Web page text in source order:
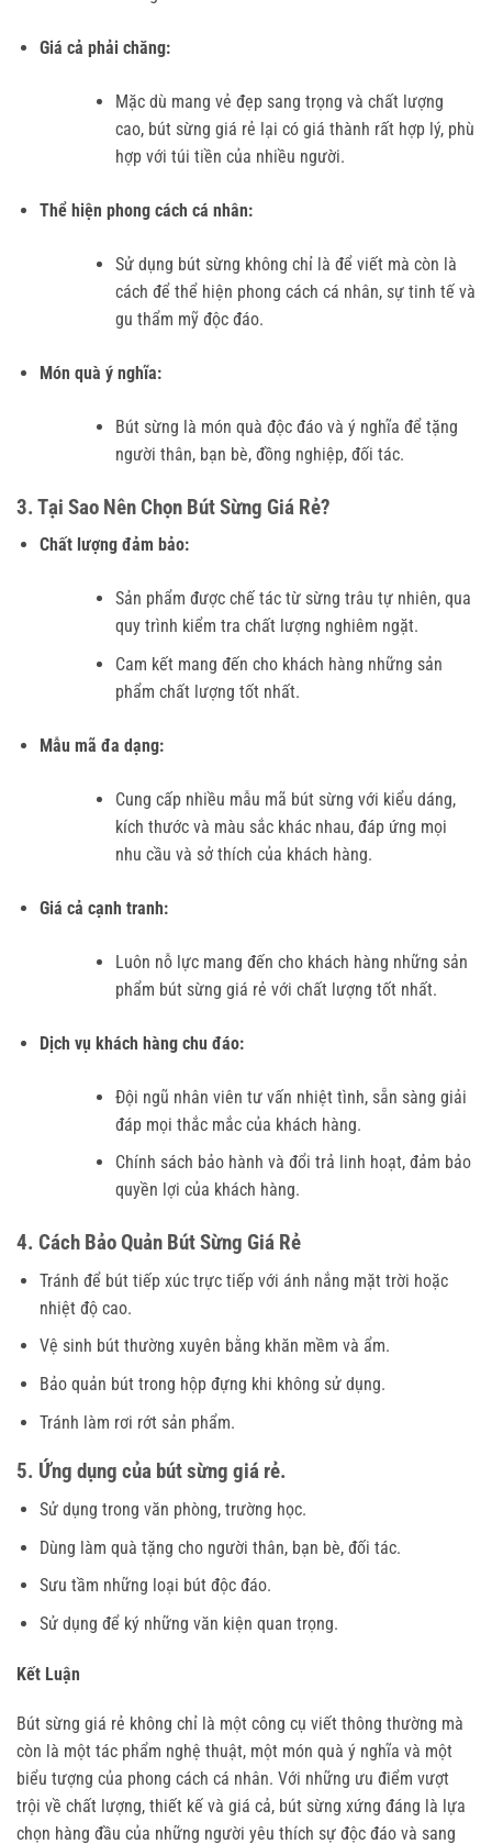
Giá cả phải chăng:
Mặc dù mang vẻ đẹp sang trọng và chất lượng
cao, bút sừng giá rẻ lại có giá thành rất hợp lý, phù
hợp với túi tiền của nhiều người.
Thể hiện phong cách cá nhân:
Sử dụng bút sừng không chỉ là để viết mà còn là
cách để thể hiện phong cách cá nhân, sự tinh tế và
gu thẩm mỹ độc đáo.
Món quà ý nghĩa:
Bút sừng là món quà độc đáo và ý nghĩa để tặng
người thân, bạn bè, đồng nghiệp, đối tác.
3. Tại Sao Nên Chọn Bút Sừng Giá Rẻ?
Chất lượng đảm bảo:
Sản phẩm được chế tác từ sừng trâu tự nhiên, qua
quy trình kiểm tra chất lượng nghiêm ngặt.
Cam kết mang đến cho khách hàng những sản
phẩm chất lượng tốt nhất.
Mẫu mã đa dạng:
Cung cấp nhiều mẫu mã bút sừng với kiểu dáng,
kích thước và màu sắc khác nhau, đáp ứng mọi
nhu cầu và sở thích của khách hàng.
Giá cả cạnh tranh:
Luôn nỗ lực mang đến cho khách hàng những sản
phẩm bút sừng giá rẻ với chất lượng tốt nhất.
Dịch vụ khách hàng chu đáo:
Đội ngũ nhân viên tư vấn nhiệt tình, sẵn sàng giải
đáp mọi thắc mắc của khách hàng.
Chính sách bảo hành và đổi trả linh hoạt, đảm bảo
quyền lợi của khách hàng.
4. Cách Bảo Quản Bút Sừng Giá Rẻ
Tránh để bút tiếp xúc trực tiếp với ánh nắng mặt trời hoặc
nhiệt độ cao.
Vệ sinh bút thường xuyên bằng khăn mềm và ẩm.
Bảo quản bút trong hộp đựng khi không sử dụng.
Tránh làm rơi rớt sản phẩm.
5. Ứng dụng của bút sừng giá rẻ.
Sử dụng trong văn phòng, trường học.
Dùng làm quà tặng cho người thân, bạn bè, đối tác.
Sưu tầm những loại bút độc đáo.
Sử dụng để ký những văn kiện quan trọng.
Kết Luận
Bút sừng giá rẻ không chỉ là một công cụ viết thông thường mà
còn là một tác phẩm nghệ thuật, một món quà ý nghĩa và một
biểu tượng của phong cách cá nhân. Với những ưu điểm vượt
trội về chất lượng, thiết kế và giá cả, bút sừng xứng đáng là lựa
chọn hàng đầu của những người yêu thích sự độc đáo và sang